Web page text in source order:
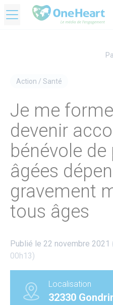
Action / Santé
Je me
devenir
bénévole
âgées
gravement
tous âges
Publié le 22 novembre 2021
00h13)
Localisation
32330